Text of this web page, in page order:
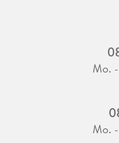
Mo.
Mo.